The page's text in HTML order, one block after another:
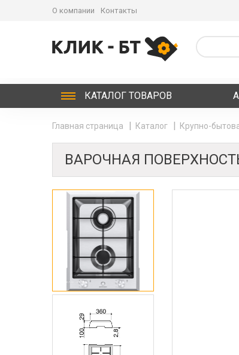
О компании Контакты
КАТАЛОГ ТОВАРОВ
Главная страница Каталог Крупно-
ВАРОЧНАЯ ПОВЕРХНОСТЬ